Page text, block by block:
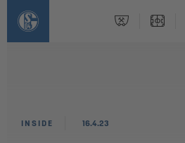
INSIDE 16.4.23